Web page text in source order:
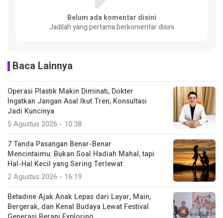
Belum ada komentar disini
Jadilah yang pertama berkomentar disini
Baca Lainnya
Operasi Plastik Makin Diminati, Dokter
Ingatkan Jangan Asal Ikut Tren, Konsultasi
Jadi Kuncinya
5 Agustus 2026 - 10:38
7 Tanda Pasangan Benar-Benar
Mencintaimu: Bukan Soal Hadiah Mahal, tapi
Hal-Hal Kecil yang Sering Terlewat
2 Agustus 2026 - 16:19
Betadine Ajak Anak Lepas dari Layar, Main,
Bergerak, dan Kenal Budaya Lewat Festival